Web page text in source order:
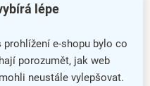
lépe
e-shopu bylo co
porozumět, jak web
neustále vylepšovat.